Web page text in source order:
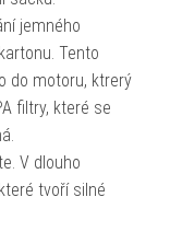
jemného
Tento
do motoru, ktrerý
filtry, které se
V dlouho
tvoří silné